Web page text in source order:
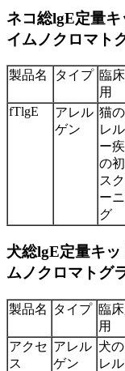
ネコ総lgE定量
イムノクロマト
製品名 タイプ 臨
用
fTlgE
アレル
ゲン
猫
レ
ー
の
ス
ー
グ
犬総lgE定量キ
ムノクロマトグ
製品名 タイプ 臨
用
アクセ
ス
アレル
ゲン
犬
レ